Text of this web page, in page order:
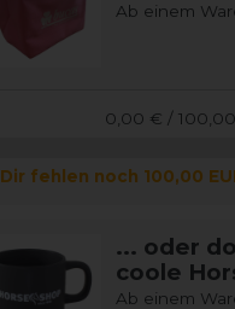
Ab einem
0,00 € / 100,00
Dir fehlen noch 100,00
... oder
coole
Ab einem